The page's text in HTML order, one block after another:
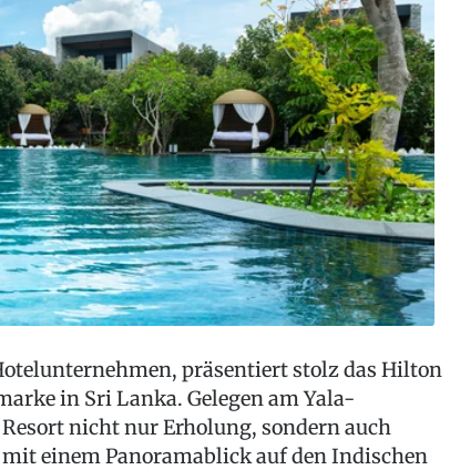
präsentiert stolz das Hilton
in Sri Lanka. Gelegen am Yala-
nicht nur Erholung, sondern auch
einem Panoramablick auf den Indischen